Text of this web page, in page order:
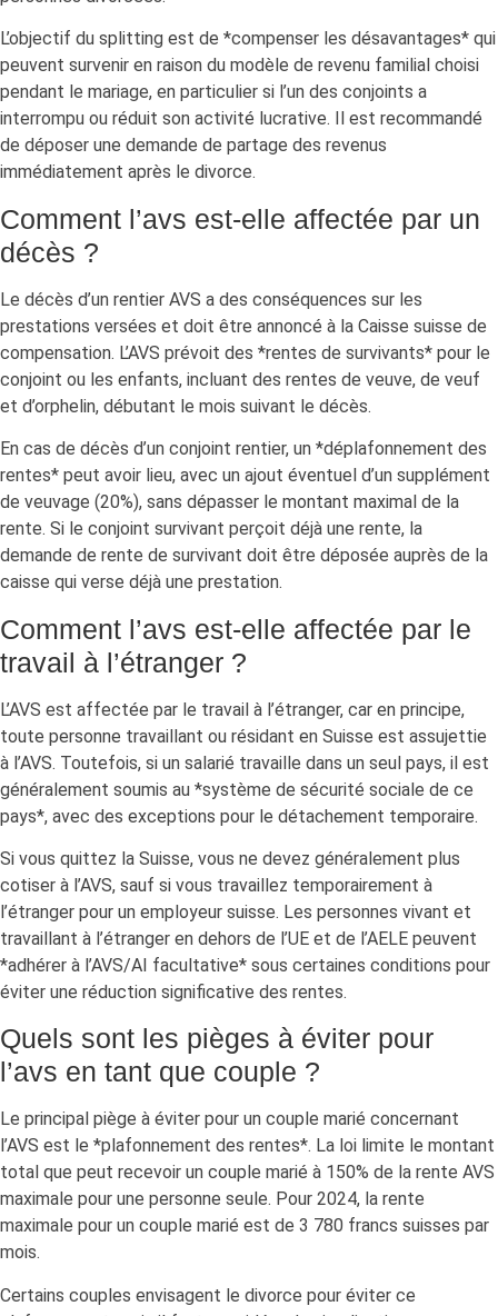
L’objectif du splitting est de *compenser les désavantages* qui
peuvent survenir en raison du modèle de revenu familial choisi
pendant le mariage, en particulier si l’un des conjoints a
interrompu ou réduit son activité lucrative. Il est recommandé
de déposer une demande de partage des revenus
immédiatement après le divorce.
Comment l’avs est-elle affectée par un
décès ?
Le décès d’un rentier AVS a des conséquences sur les
prestations versées et doit être annoncé à la Caisse suisse de
compensation. L’AVS prévoit des *rentes de survivants* pour le
conjoint ou les enfants, incluant des rentes de veuve, de veuf
et d’orphelin, débutant le mois suivant le décès.
En cas de décès d’un conjoint rentier, un *déplafonnement des
rentes* peut avoir lieu, avec un ajout éventuel d’un supplément
de veuvage (20%), sans dépasser le montant maximal de la
rente. Si le conjoint survivant perçoit déjà une rente, la
demande de rente de survivant doit être déposée auprès de la
caisse qui verse déjà une prestation.
Comment l’avs est-elle affectée par le
travail à l’étranger ?
L’AVS est affectée par le travail à l’étranger, car en principe,
toute personne travaillant ou résidant en Suisse est assujettie
à l’AVS. Toutefois, si un salarié travaille dans un seul pays, il est
généralement soumis au *système de sécurité sociale de ce
pays*, avec des exceptions pour le détachement temporaire.
Si vous quittez la Suisse, vous ne devez généralement plus
cotiser à l’AVS, sauf si vous travaillez temporairement à
l’étranger pour un employeur suisse. Les personnes vivant et
travaillant à l’étranger en dehors de l’UE et de l’AELE peuvent
*adhérer à l’AVS/AI facultative* sous certaines conditions pour
éviter une réduction significative des rentes.
Quels sont les pièges à éviter pour
l’avs en tant que couple ?
Le principal piège à éviter pour un couple marié concernant
l’AVS est le *plafonnement des rentes*. La loi limite le montant
total que peut recevoir un couple marié à 150% de la rente AVS
maximale pour une personne seule. Pour 2024, la rente
maximale pour un couple marié est de 3 780 francs suisses par
mois.
Certains couples envisagent le divorce pour éviter ce